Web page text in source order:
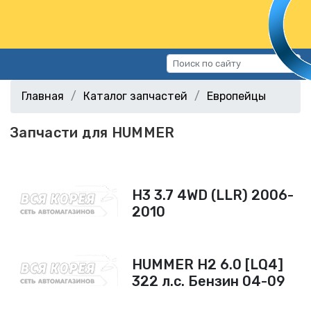
Каталог запчастей
г.Волгоград, ул.Казахская, 11
г.Волгоград, ул. Рокоссовского,
38Г (Центр)
Главная Каталог запчастей Европейцы
Запчасти для HUMMER
H3 3.7 4WD (LLR) 2006-
2010
HUMMER H2 6.0 [LQ4]
322 л.с. Бензин 04-09